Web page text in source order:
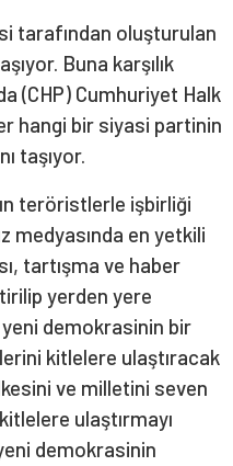
tarafından oluşturulan
Buna karşılık
(CHP) Cumhuriyet Halk
hangi bir siyasi partinin
taşıyor.
teröristlerle işbirliği
medyasında en yetkili
tartışma ve haber
yerden yere
demokrasinin bir
kitlelere ulaştıracak
ve milletini seven
ulaştırmayı
demokrasinin